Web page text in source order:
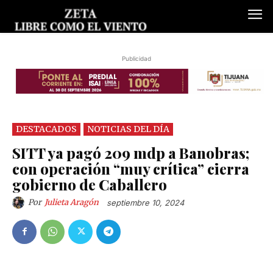
Publicidad
DESTACADOS NOTICIAS DEL DÍA
SITT ya pagó 209 mdp a Banobras;
con operación “muy crítica” cierra
gobierno de Caballero
Por Julieta Aragón septiembre 10, 2024